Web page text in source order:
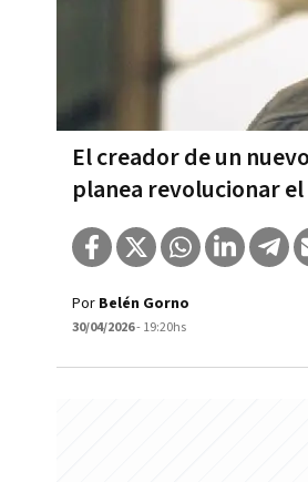
El creador de un
planea revolucionar
Por Belén Gorno
30/04/2026- 19:20hs